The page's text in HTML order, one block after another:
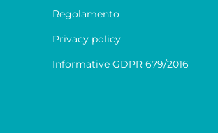
Regolamento
Privacy policy
Informative GDPR 679/2016